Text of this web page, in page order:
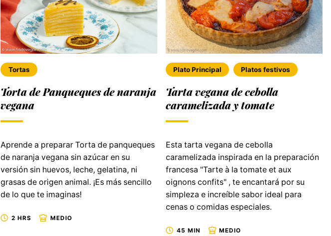
Tortas
Torta de Panqueques de naranja
vegana
Aprende a preparar Torta de panqueques
de naranja vegana sin azúcar en su
versión sin huevos, leche, gelatina, ni
grasas de origen animal. ¡Es más sencillo
de lo que te imaginas!
2 HRS MEDIO
Plato Principal Platos festivos
Tarta vegana de cebolla
caramelizada y tomate
Esta tarta vegana de cebolla
caramelizada inspirada en la preparación
francesa "Tarte à la tomate et aux
oignons confits" , te encantará por su
simpleza e increíble sabor ideal para
cenas o comidas especiales.
45 MIN MEDIO